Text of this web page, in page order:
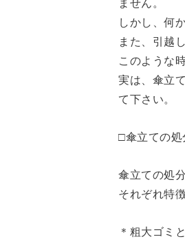
しかし、何
また、引越
このような
実は、傘立
て下さい。
□傘立ての処
傘立ての処
それぞれ特
＊粗大ゴミ